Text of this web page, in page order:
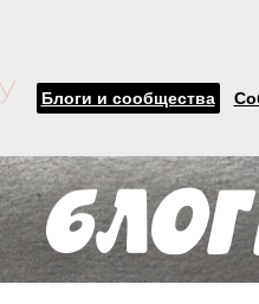
Блоги и сообщества